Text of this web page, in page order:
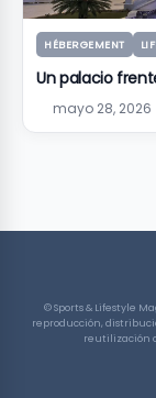
HÉBERGEMENT
Un palacio
mayo 28, 2026
© Sports & Lifestyle
reproducción,
reutilización